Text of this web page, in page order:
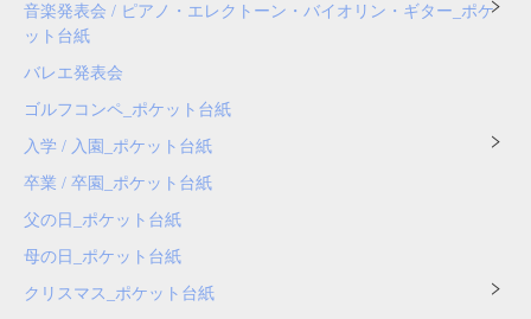
音楽発表会 / ピアノ・エレクトーン・バイオリン・ギター_ポケ
ット台紙
バレエ発表会
ゴルフコンペ_ポケット台紙
入学 / 入園_ポケット台紙
卒業 / 卒園_ポケット台紙
父の日_ポケット台紙
母の日_ポケット台紙
クリスマス_ポケット台紙